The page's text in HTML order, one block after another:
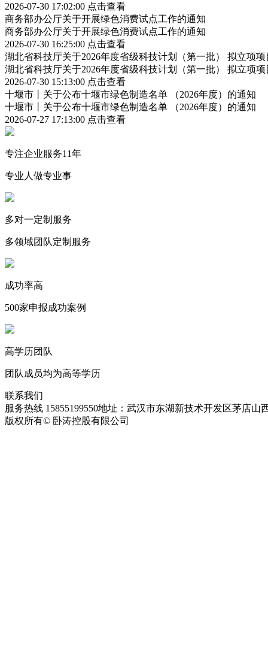
2026-07-30 17:02:00 点击查看
商务部办公厅关于开展绿色消费试点工作的通知
商务部办公厅关于开展绿色消费试点工作的通知
2026-07-30 16:25:00 点击查看
湖北省科技厅关于2026年度省级科技计划（第一批） 拟立项
湖北省科技厅关于2026年度省级科技计划（第一批） 拟立项
2026-07-30 15:13:00 点击查看
十堰市丨关于公布十堰市绿色制造名单 （2026年度）的通知
十堰市丨关于公布十堰市绿色制造名单 （2026年度）的通知
2026-07-27 17:13:00 点击查看
专注企业服务11年
专业人做专业事
多对一定制服务
多领域团队定制服务
成功率高
500家申报成功案例
高学历团队
团队成员均为高等学历
联系我们
服务热线 15855199550地址：武汉市东湖新技术开发区茅店山
版权所有© 卧涛控股有限公司